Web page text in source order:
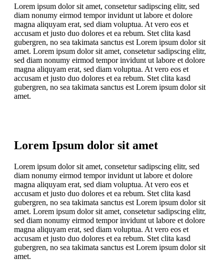
Lorem ipsum dolor sit amet, consetetur sadipscing elitr, sed
diam nonumy eirmod tempor invidunt ut labore et dolore
magna aliquyam erat, sed diam voluptua. At vero eos et
accusam et justo duo dolores et ea rebum. Stet clita kasd
gubergren, no sea takimata sanctus est Lorem ipsum dolor sit
amet. Lorem ipsum dolor sit amet, consetetur sadipscing elitr,
sed diam nonumy eirmod tempor invidunt ut labore et dolore
magna aliquyam erat, sed diam voluptua. At vero eos et
accusam et justo duo dolores et ea rebum. Stet clita kasd
gubergren, no sea takimata sanctus est Lorem ipsum dolor sit
amet.
Lorem Ipsum dolor sit amet
Lorem ipsum dolor sit amet, consetetur sadipscing elitr, sed
diam nonumy eirmod tempor invidunt ut labore et dolore
magna aliquyam erat, sed diam voluptua. At vero eos et
accusam et justo duo dolores et ea rebum. Stet clita kasd
gubergren, no sea takimata sanctus est Lorem ipsum dolor sit
amet. Lorem ipsum dolor sit amet, consetetur sadipscing elitr,
sed diam nonumy eirmod tempor invidunt ut labore et dolore
magna aliquyam erat, sed diam voluptua. At vero eos et
accusam et justo duo dolores et ea rebum. Stet clita kasd
gubergren, no sea takimata sanctus est Lorem ipsum dolor sit
amet.